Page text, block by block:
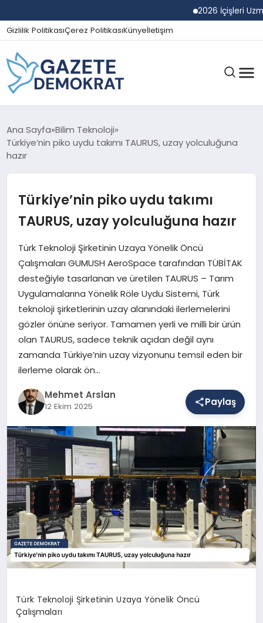
2026 İçişleri Uzman
Gizlilik PolitikasıÇerez PolitikasıKünyeİletişim
GÜNDEM
EKONOMI
SPOR
MAGAZIN
SAĞLIK
EĞITIM
DÜNYA
YAŞAM
Ana Sayfa Bilim Teknoloji
Türkiye’nin piko uydu takımı TAURUS, uzay yolculuğuna
hazır
Türkiye’nin piko uydu takımı
TAURUS, uzay yolculuğuna hazır
Türk Teknoloji Şirketinin Uzaya Yönelik Öncü
Çalışmaları GUMUSH AeroSpace tarafından TÜBİTAK
desteğiyle tasarlanan ve üretilen TAURUS – Tarım
Uygulamalarına Yönelik Röle Uydu Sistemi, Türk
teknoloji şirketlerinin uzay alanındaki ilerlemelerini
gözler önüne seriyor. Tamamen yerli ve milli bir ürün
olan TAURUS, sadece teknik açıdan değil aynı
zamanda Türkiye’nin uzay vizyonunu temsil eden bir
ilerleme olarak ön…
Mehmet Arslan
12 Ekim 2025 Paylaş
Türk Teknoloji Şirketinin Uzaya Yönelik Öncü
Çalışmaları